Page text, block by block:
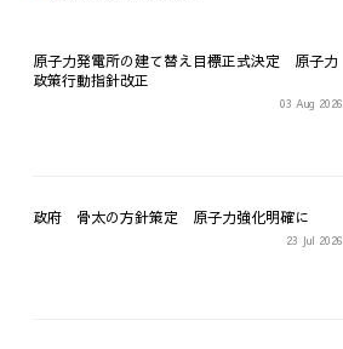
原子力発電所の建て替え目標正式決定 原子力
政策行動指針改正
03 Aug 2026
政府 骨太の方針策定 原子力強化明確に
23 Jul 2026